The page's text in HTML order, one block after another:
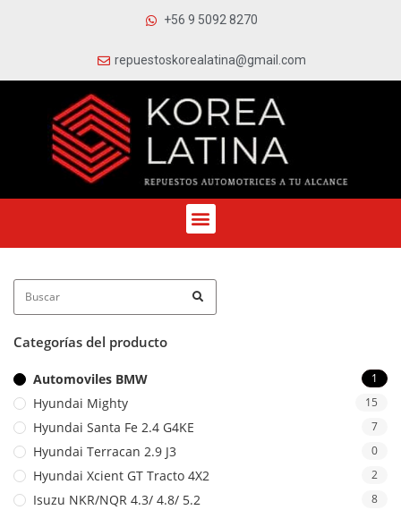
+56 9 5092 8270
repuestoskorealatina@gmail.com
Categorías del producto
Automoviles BMW 1
Hyundai Mighty 15
Hyundai Santa Fe 2.4 G4KE 7
Hyundai Terracan 2.9 J3 0
Hyundai Xcient GT Tracto 4X2 2
Isuzu NKR/NQR 4.3/ 4.8/ 5.2 8